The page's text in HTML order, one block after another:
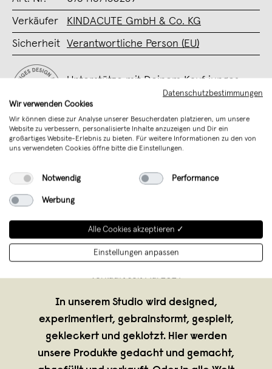
Verkäufer KINDACUTE GmbH & Co. KG
Sicherheit Verantwortliche Person (EU)
Unterstütze mit Deinem Kauf junges
Design aus Deutschland
KINDACUTE Studio,München
In unserem Studio wird designed,
experimentiert, gebrainstormt, gespielt,
gekleckert und geklotzt. Hier werden
unsere Produkte gedacht und gemacht,
Datenschutzbestimmungen
Wir verwenden Cookies
Wir können diese zur Analyse unserer Besucherdaten platzieren, um unsere
Website zu verbessern, personalisierte Inhalte anzuzeigen und Dir ein
großartiges Website-Erlebnis zu bieten. Für weitere Informationen zu den von
uns verwendeten Cookies öffne bitte die Einstellungen.
Notwendig Performance
Werbung
Alle Cookies akzeptieren ✓
Einstellungen anpassen